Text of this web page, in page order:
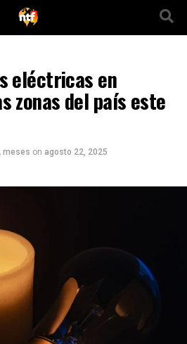
eléctricas en
zonas del país este
meses on agosto 22, 2025